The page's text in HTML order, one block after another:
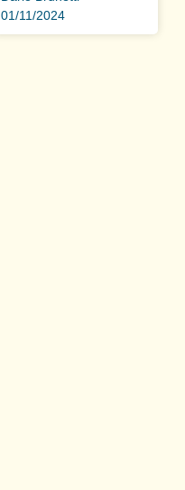
01/11/2024